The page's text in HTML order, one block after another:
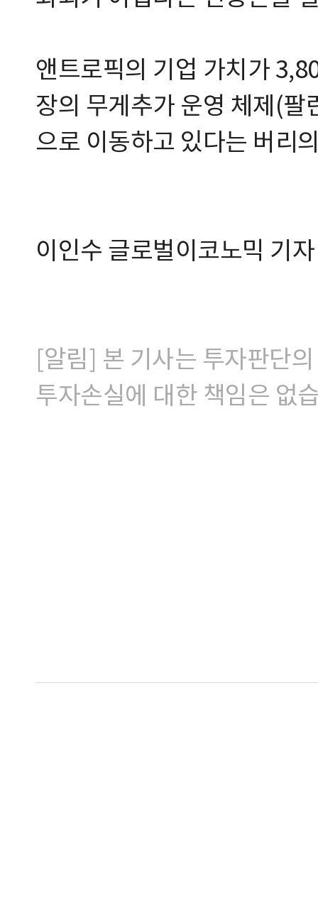
앤트로픽의 기업 가치가
장의 무게추가 운영 체제(
으로 이동하고 있다는 버리
이인수 글로벌이코노믹
[알림] 본 기사는 투자판단
투자손실에 대한 책임은 없